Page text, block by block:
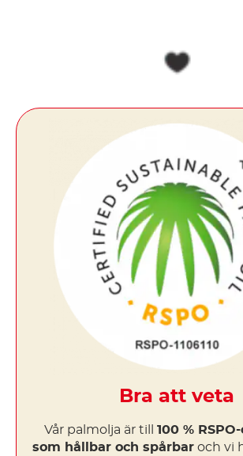
Bra att veta
Vår palmolja är till 100 %
som hållbar och spårbaroch vi